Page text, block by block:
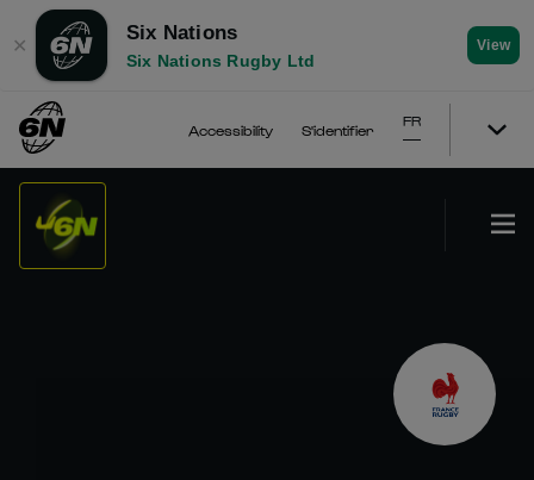
✕
Six Nations
Six Nations Rugby Ltd
View
Accessibility S'identifier
FR